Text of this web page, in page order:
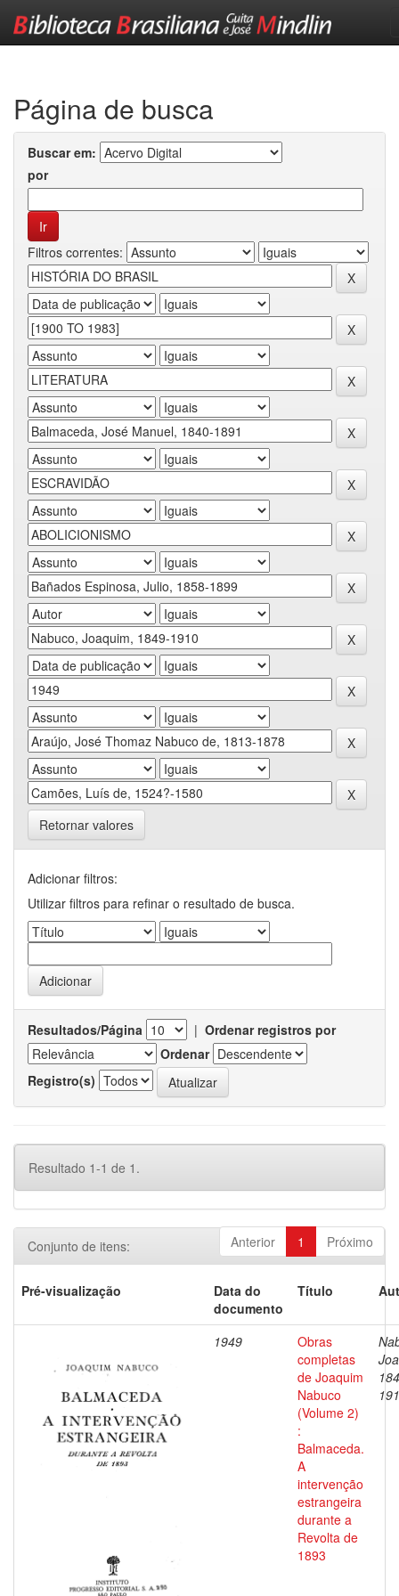
Página de busca
Buscar em:
por
Filtros correntes:
Retornar valores
Adicionar filtros:
Utilizar filtros para refinar o resultado de busca.
Resultados/Página | Ordenar registros por
Ordenar
Registro(s)
Resultado 1-1 de 1.
Anterior 1 Próximo
Conjunto de itens:
Pré-visualização
Data do
documento
Título
1949
Obras
completas
de Joaquim
Nabuco
(Volume 2)
:
Balmaceda.
A
intervenção
estrangeira
durante a
Revolta de
1893